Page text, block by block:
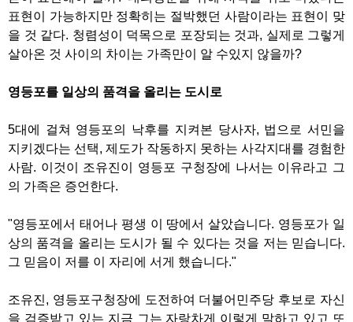
표현이 가능하지만 정확히는 절박했던 사람이라는 표현이 맞
을 것 같다. 청렴성이 덕목으로 포장되는 것과, 실제로 그렇게
살아온 것 사이의 차이는 가족만이 알 수있지 않을까?
영등포를 일상의 품격을 올리는 도시로
5대에 걸쳐 영등포의 낙후를 지켜본 당사자, 법으로 서민을
지키겠다는 선택, 제도가 작동하지 못하는 사각지대를 경험한
사람. 이것이 조유진이 영등포 구청장에 나서는 이유라고 그
의 가족은 증언한다.
"영등포에서 태어나 평생 이 땅에서 살았습니다. 영등포가 일
상의 품격을 올리는 도시가 될 수 있다는 것을 저는 믿습니다.
그 믿음이 저를 이 자리에 서게 했습니다."
조유진, 영등포구청장에 도전하여 더불어민주당 후보로 자신
을 검증받고 있는 지금 그는 자랑차게 이렇게 말하고 있고 또